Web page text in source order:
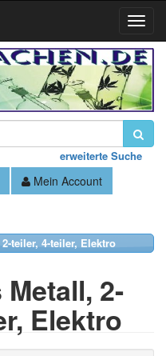
erweiterte Suche
Mein Account
teiler, 4-teiler, Elektro
2-
Elektro
Toggle